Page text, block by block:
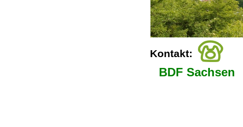
Kontakt:
BDF Sachsen